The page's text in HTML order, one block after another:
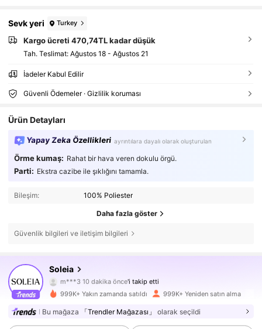
Sevk yeri Turkey
Kargo ücreti 470,74TL kadar düşük
Tah. Teslimat: Ağustos 18 - Ağustos 21
İadeler Kabul Edilir
Güvenli Ödemeler · Gizlilik koruması
Ürün Detayları
Yapay Zeka Özellikleri ayrıntılara dayalı olarak oluşturulan
Örme kumaş: Rahat bir hava veren dokulu örgü.
Parti: Ekstra cazibe ile şıklığını tamamla.
Bileşim: 100% Poliester
Daha fazla göster
Güvenlik bilgileri ve iletişim bilgileri
Soleia
m***3
d***5göz atıyor
4,82
2.4M Takipçiler
999K+ Yakın zamanda satıldı 999K+ Yeniden satın alma
Bu mağaza 「Trendler Mağazası」 olarak seçildi